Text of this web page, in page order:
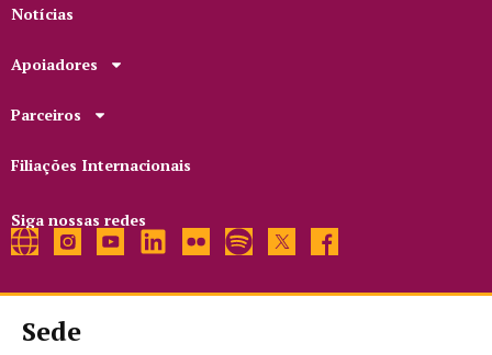
Notícias
Apoiadores
Parceiros
Filiações Internacionais
Siga nossas redes
Sede